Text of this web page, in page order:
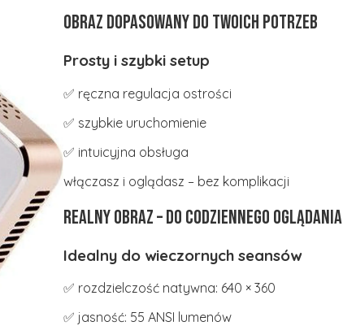
Obraz dopasowany do Twoich potrzeb
Prosty i szybki setup
✅ ręczna regulacja ostrości
✅ szybkie uruchomienie
✅ intuicyjna obsługa
włączasz i oglądasz – bez komplikacji
Realny obraz – do codziennego oglądania
Idealny do wieczornych seansów
✅ rozdzielczość natywna: 640 × 360
✅ jasność: 55 ANSI lumenów